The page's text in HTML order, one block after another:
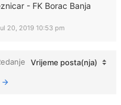
- FK Borac Banja
20, 2019 10:53 pm
Vrijeme posta(nja)